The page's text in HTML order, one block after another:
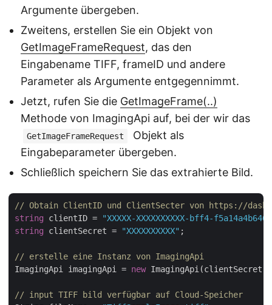
Argumente übergeben.
Zweitens, erstellen Sie ein Objekt von
GetImageFrameRequest, das den
Eingabename TIFF, frameID und andere
Parameter als Argumente entgegennimmt.
Jetzt, rufen Sie die GetImageFrame(..)
Methode von ImagingApi auf, bei der wir das
GetImageFrameRequest
Objekt als
Eingabeparameter übergeben.
Schließlich speichern Sie das extrahierte Bild.
// Obtain ClientID und ClientSecter von https://
string clientID =
"XXXXX-XXXXXXXXXX-bff4-
string clientSecret = "XXXXXXXXXX" ;
// erstelle eine Instanz von ImagingApi
ImagingApi imagingApi = new
// input TIFF bild verfügbar auf Cloud-Speicher